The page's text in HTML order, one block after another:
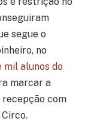
segue o
no
mil alunos do
marcar a
com